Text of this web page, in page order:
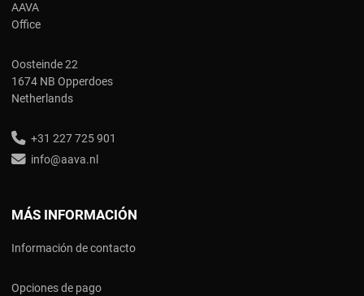
AAVA
Office
Oosteinde 22
1674 NB Opperdoes
Netherlands
+31 227 725 901
info@aava.nl
MÁS INFORMACIÓN
Información de contacto
Opciones de pago